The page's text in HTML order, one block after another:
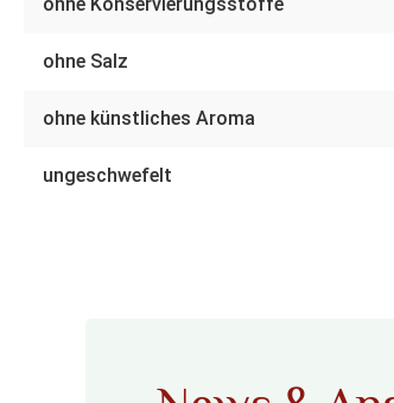
ohne Salz
ohne künstliches Aroma
ungeschwefelt